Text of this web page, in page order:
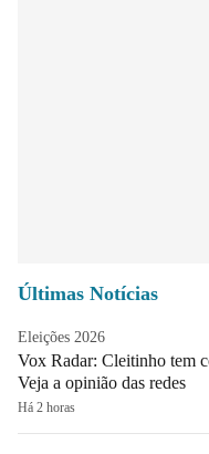
Últimas Notícias
Eleições 2026
Vox Radar: Cleitinho tem
Veja a opinião das redes
Há 2 horas